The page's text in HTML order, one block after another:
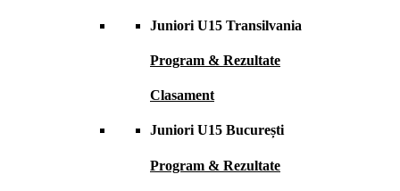
Juniori U15 Transilvania
Program & Rezultate
Clasament
Juniori U15 București
Program & Rezultate